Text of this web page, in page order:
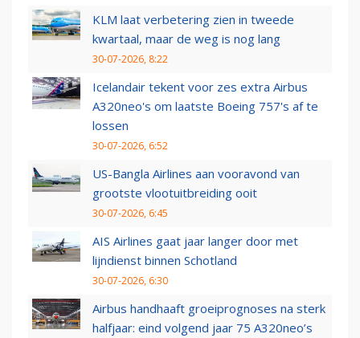
KLM laat verbetering zien in tweede
kwartaal, maar de weg is nog lang
30-07-2026, 8:22
Icelandair tekent voor zes extra Airbus
A320neo's om laatste Boeing 757's af te
lossen
30-07-2026, 6:52
US-Bangla Airlines aan vooravond van
grootste vlootuitbreiding ooit
30-07-2026, 6:45
AIS Airlines gaat jaar langer door met
lijndienst binnen Schotland
30-07-2026, 6:30
Airbus handhaaft groeiprognoses na sterk
halfjaar: eind volgend jaar 75 A320neo’s